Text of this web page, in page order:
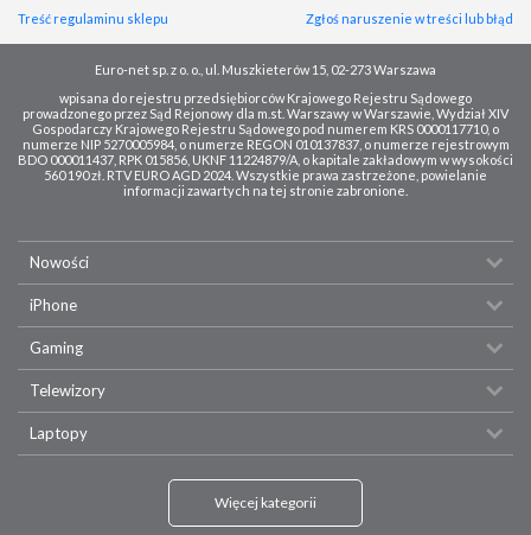
Treść regulaminu sklepu Zgłoś naruszenie w treści lub błąd
Euro-net sp. z o. o., ul. Muszkieterów 15, 02-273 Warszawa
wpisana do rejestru przedsiębiorców Krajowego Rejestru Sądowego
prowadzonego przez Sąd Rejonowy dla m.st. Warszawy w Warszawie, Wydział XIV
Gospodarczy Krajowego Rejestru Sądowego pod numerem KRS 0000117710, o
numerze NIP 5270005984, o numerze REGON 010137837, o numerze rejestrowym
BDO 000011437, RPK 015856, UKNF 11224879/A, o kapitale zakładowym w wysokości
560 190 zł. RTV EURO AGD 2024. Wszystkie prawa zastrzeżone, powielanie
informacji zawartych na tej stronie zabronione.
Nowości
iPhone
Gaming
Telewizory
Laptopy
Więcej kategorii